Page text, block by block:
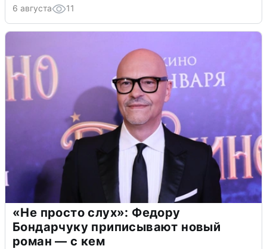
6 августа 11
«Не просто слух»: Федору
Бондарчуку приписывают новый
роман — с кем